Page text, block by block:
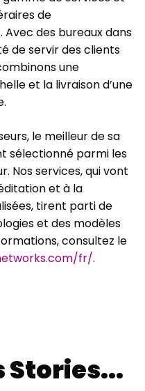
de
des bureaux dans
de servir des clients
une
et la livraison d’une
le meilleur de sa
sélectionné parmi les
Nos services, qui vont
et à la
tirent parti de
et des modèles
consultez le
fr/.
Stories...